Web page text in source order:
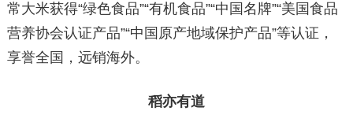
常大米获得“绿色食品”“有机食品”“中国名牌”“美国食品
营养协会认证产品”“中国原产地域保护产品”等认证，
享誉全国，远销海外。
稻亦有道